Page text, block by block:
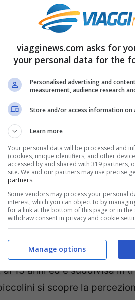
Venezia
Leonardo da Vinci –
– Genova
è un’immensa area gioco
la tecnologia. Il tutto
13 anni ed è suddivisa in
si scopre la
viagginews.com asks for
your personal data for the
Personalised advertising and
measurement, audience research
Store and/or access information on
Learn more
Your personal data will be processed and
(cookies, unique identifiers, and other
accessed by and shared with 319 partners,
site. We and our partners may use precise
partners.
Some vendors may process your personal
interest, which you can object to by
for a link at the bottom of this page or in
withdraw consent in privacy and cookie
Manage options